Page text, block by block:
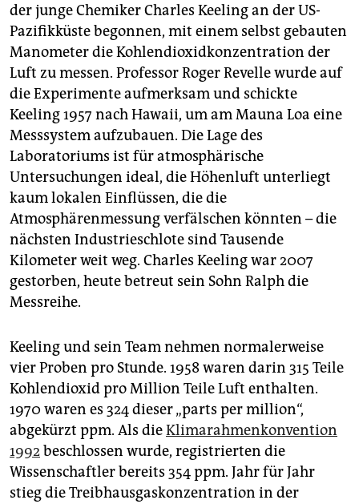
der junge Chemiker Charles Keeling an der US-
Pazifikküste begonnen, mit einem selbst gebauten
Manometer die Kohlendioxidkonzentration der
Luft zu messen. Professor Roger Revelle wurde auf
die Experimente aufmerksam und schickte
Keeling 1957 nach Hawaii, um am Mauna Loa eine
Messsystem aufzubauen. Die Lage des
Laboratoriums ist für atmosphärische
Untersuchungen ideal, die Höhenluft unterliegt
kaum lokalen Einflüssen, die die
Atmosphärenmessung verfälschen könnten – die
nächsten Industrieschlote sind Tausende
Kilometer weit weg. Charles Keeling war 2007
gestorben, heute betreut sein Sohn Ralph die
Messreihe.
Keeling und sein Team nehmen normalerweise
vier Proben pro Stunde. 1958 waren darin 315 Teile
Kohlendioxid pro Million Teile Luft enthalten.
1970 waren es 324 dieser „parts per million“,
abgekürzt ppm. Als dieKlimarahmenkonvention
1992beschlossen wurde, registrierten die
Wissenschaftler bereits 354 ppm. Jahr für Jahr
stieg die Treibhausgaskonzentration in der